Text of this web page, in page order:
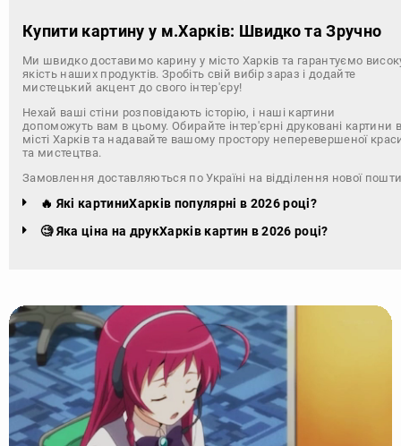
Купити картину у м.Харків: Швидко та Зручно
Ми швидко доставимо карину у місто Харків та гарантуємо
якість наших продуктів. Зробіть свій вибір зараз і додайте
мистецький акцент до свого інтер'єру!
Нехай ваші стіни розповідають історію, і наші картини
допоможуть вам в цьому. Обирайте інтер'єрні друковані картини
місті Харків та надавайте вашому простору неперевершеної
та мистецтва.
Замовлення доставляються по Україні на відділення нової
🔥 Які картиниХарків популярні в 2026 році?
🧐 Яка ціна на друкХарків картин в 2026 році?